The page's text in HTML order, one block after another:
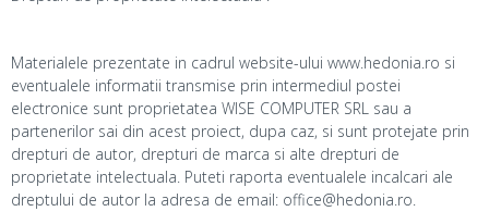
Materialele prezentate in cadrul website-ului www.hedonia.ro si
eventualele informatii transmise prin intermediul postei
electronice sunt proprietatea WISE COMPUTER SRL sau a
partenerilor sai din acest proiect, dupa caz, si sunt protejate prin
drepturi de autor, drepturi de marca si alte drepturi de
proprietate intelectuala. Puteti raporta eventualele incalcari ale
dreptului de autor la adresa de email: office@hedonia.ro.